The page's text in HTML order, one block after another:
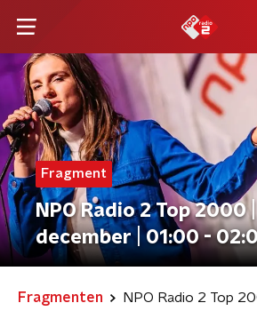
Fragment
NPO Radio 2 Top 2000
december | 01:00 -
Fragmenten